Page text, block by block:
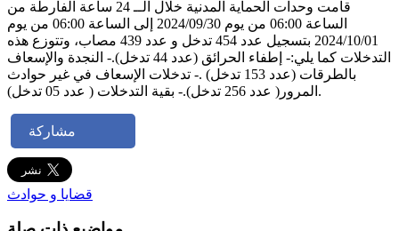
قامت وحدات الحماية المدنية خلال الــ 24 ساعة الفارطة من
الساعة 06:00 من يوم 2024/09/30 إلى الساعة 06:00 من يوم
2024/10/01 بتسجيل عدد 454 تدخل و عدد 439 مصاب، وتتوزع هذه
التدخلات كما يلي:- إطفاء الحرائق (عدد 44 تدخل).- النجدة والإسعاف
بالطرقات (عدد 153 تدخل) .- تدخلات الإسعاف في غير حوادث
المرور( عدد 256 تدخل).- بقية التدخلات ( عدد 05 تدخل).
مشاركة
قضايا و حوادث